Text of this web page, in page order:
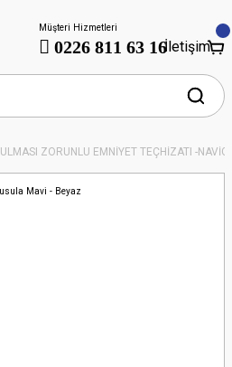
Müşteri Hizmetleri
0226 811 63 16İletişim
ZORUNLU EMNİYET TEÇHİZATI -